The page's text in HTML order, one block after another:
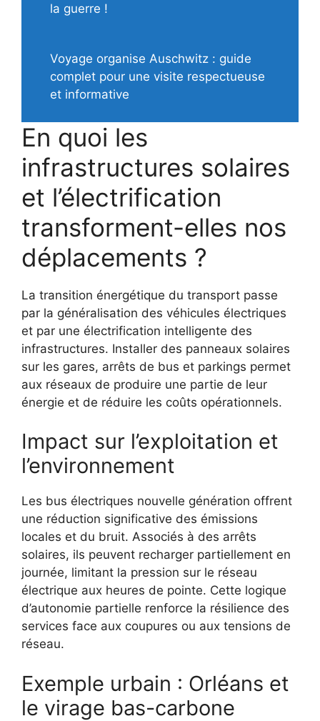
la guerre !
Voyage organise Auschwitz : guide
complet pour une visite respectueuse
et informative
En quoi les
infrastructures solaires
et l’électrification
transforment-elles nos
déplacements ?
La transition énergétique du transport passe
par la généralisation des véhicules électriques
et par une électrification intelligente des
infrastructures. Installer des panneaux solaires
sur les gares, arrêts de bus et parkings permet
aux réseaux de produire une partie de leur
énergie et de réduire les coûts opérationnels.
Impact sur l’exploitation et
l’environnement
Les bus électriques nouvelle génération offrent
une réduction significative des émissions
locales et du bruit. Associés à des arrêts
solaires, ils peuvent recharger partiellement en
journée, limitant la pression sur le réseau
électrique aux heures de pointe. Cette logique
d’autonomie partielle renforce la résilience des
services face aux coupures ou aux tensions de
réseau.
Exemple urbain : Orléans et
le virage bas-carbone